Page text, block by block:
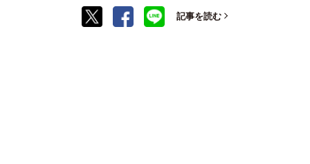
記事を読む